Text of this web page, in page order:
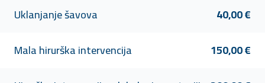
Uklanjanje šavova
40,00 €
Mala hirurška intervencija
150,00 €